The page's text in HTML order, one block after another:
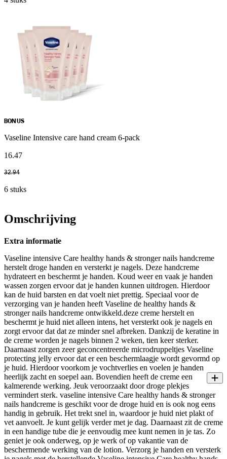
BONUS
Vaseline Intensive care hand cream 6-pack
16.47
32.94
6 stuks
Omschrijving
Extra informatie
Vaseline intensive Care healthy hands & stronger nails handcreme
herstelt droge handen en versterkt je nagels. Deze handcreme
hydrateert en beschermt je handen. Koud weer en vaak je handen
wassen zorgen ervoor dat je handen kunnen uitdrogen. Hierdoor
kan de huid barsten en dat voelt niet prettig. Speciaal voor de
verzorging van je handen heeft Vaseline de healthy hands &
stronger nails handcreme ontwikkeld.deze creme herstelt en
beschermt je huid niet alleen intens, het versterkt ook je nagels en
zorgt ervoor dat dat ze minder snel afbreken. Dankzij de keratine in
de creme worden je nagels binnen 2 weken, tien keer sterker.
Daarnaast zorgen zeer geconcentreerde microdruppeltjes Vaseline
protecting jelly ervoor dat er een beschermlaagje wordt gevormd op
je huid. Hierdoor voorkom je vochtverlies en voelen je handen
heerlijk zacht en soepel aan. Bovendien heeft de creme een
kalmerende werking. Jeuk veroorzaakt door droge plekjes
vermindert sterk. vaseline intensive Care healthy hands & stronger
nails handcreme is geschikt voor de droge huid en is ook nog eens
handig in gebruik. Het trekt snel in, waardoor je huid niet plakt of
vet aanvoelt. Je kunt gelijk verder met je dag. Daarnaast zit de creme
in een handige tube die je eenvoudig mee kunt nemen in je tas. Zo
geniet je ook onderweg, op je werk of op vakantie van de
beschermende werking van de lotion. Verzorg je handen en versterk